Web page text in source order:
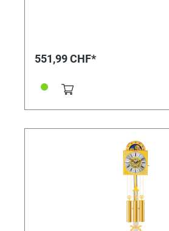
551,99 CHF*